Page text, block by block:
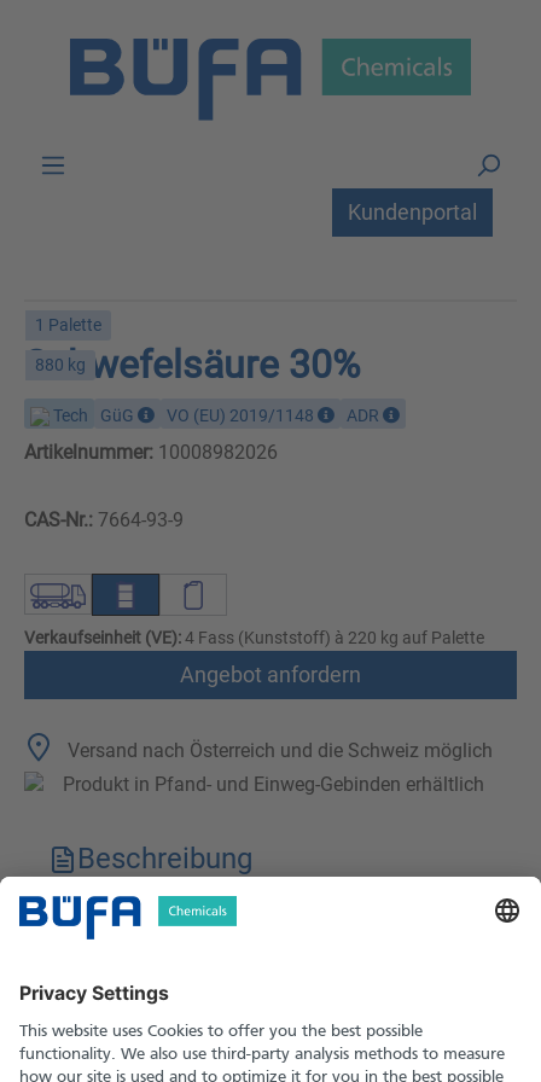
Kundenportal
1 Palette
880 kg
Schwefelsäure 30%
Tech GüG VO (EU) 2019/1148 ADR
Artikelnummer: 10008982026
CAS-Nr.: 7664-93-9
Verkaufseinheit (VE):4 Fass (Kunststoff) à 220 kg auf Palette
Angebot anfordern
Versand nach Österreich und die Schweiz möglich
Produkt in Pfand- und Einweg-Gebinden erhältlich
Beschreibung
Technische Merkmale
Sicherheitshinweise